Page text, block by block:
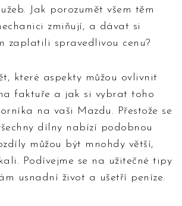
Jak porozumět všem těm
zmiňují, a dávat si
zaplatili spravedlivou cenu?
které aspekty můžou ovlivnit
faktuře a jak si vybrat toho
na vaši Mazdu. Přestože se
dílny nabízí podobnou
můžou být mnohdy větší,
Podívejme se na užitečné tipy
usnadní život a ušetří peníze.